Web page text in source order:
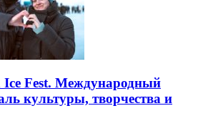
Ice Fest. Международный
культуры, творчества и